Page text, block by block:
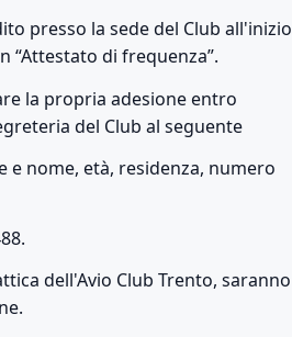
presso la sede del Club all'inizio
“Attestato di frequenza”.
la propria adesione entro
del Club al seguente
e nome, età, residenza, numero
dell'Avio Club Trento, saranno